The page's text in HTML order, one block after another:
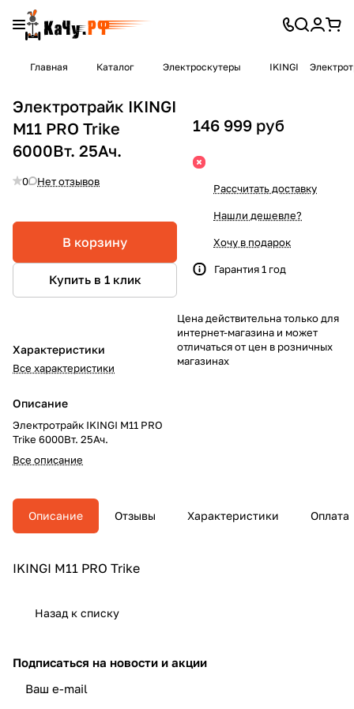
Главная Каталог Электроскутеры IKINGI
Электротрайк IKINGI
M11 PRO Trikе
6000Вт. 25Ач.
0 Нет отзывов
В корзину
Купить в 1 клик
Характеристики
Все характеристики
Описание
Электротрайк IKINGI M11 PRO
Trikе 6000Вт. 25Ач.
Все описание
146 999 руб
Рассчитать доставку
Нашли дешевле?
Хочу в подарок
Гарантия 1 год
Цена действительна только для
интернет-магазина и может
отличаться от цен в розничных
магазинах
Описание Отзывы Характеристики Оплата
IKINGI M11 PRO Trikе
Назад к списку
Подписаться на новости и акции